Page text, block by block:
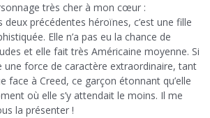
très cher à mon cœur :
précédentes héroïnes, c’est une fille
Elle n’a pas eu la chance de
et elle fait très Américaine moyenne. Si
une force de caractère extraordinaire, tant
face à Creed, ce garçon étonnant qu’elle
où elle s’y attendait le moins. Il me
la présenter !